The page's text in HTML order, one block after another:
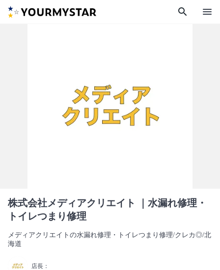
search menu
株式会社メディアクリエイト
｜水漏れ修理・
トイレつまり修理
メディアクリエイトの水漏れ修理・トイレつまり修理/クレカ◎/北
海道
店長：